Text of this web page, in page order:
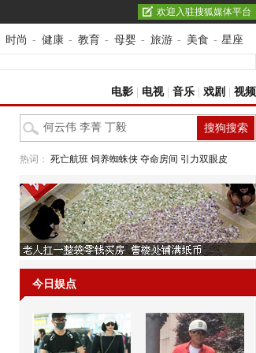
欢迎入驻搜狐媒体平台
时尚 - 健康 - 教育 - 母婴 - 旅游 - 美食 - 星座
电影 电视| 音乐 戏剧 视频
热词： 死亡航班 饲养蜘蛛侠 夺命房间 引力双眼皮
今日娱点